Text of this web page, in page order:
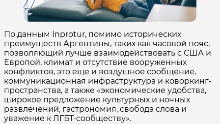
По данным Inprotur, помимо исторических
преимуществ Аргентины, таких как часовой пояс,
позволяющий лучше взаимодействовать с США и
Европой, климат и отсутствие вооруженных
конфликтов, это еще и воздушное сообщение,
коммуникационная инфраструктура и коворкинг-
пространства, а также «экономические удобства,
широкое предложение культурных и ночных
развлечений, гастрономия, свобода слова и
уважение к ЛГБТ-сообществу».